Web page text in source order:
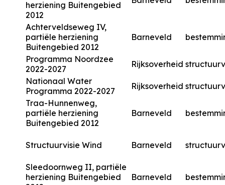
herziening Buitengebied
2012
Achterveldseweg IV,
partiële herziening
Buitengebied 2012
Barneveld
Programma Noordzee
2022-2027
Rijksoverheid
Nationaal Water
Programma 2022-2027
Rijksoverheid
Traa-Hunnenweg,
partiële herziening
Buitengebied 2012
Barneveld
Structuurvisie Wind Barneveld
Sleedoornweg II, partiële
herziening Buitengebied
Barneveld